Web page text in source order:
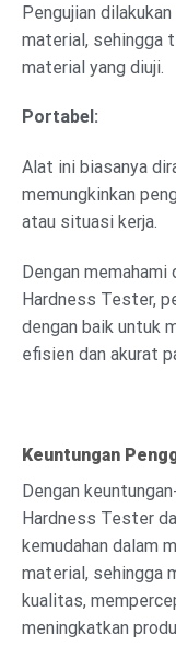
Pengujian
material, sehingga
material yang diuji.
Portabel:
Alat ini biasanya
memungkinkan
atau situasi kerja.
Dengan
Hardness Tester,
dengan baik untuk
efisien dan akurat
Keuntungan
Dengan
Hardness Tester
kemudahan dalam
material, sehingga
kualitas,
meningkatkan